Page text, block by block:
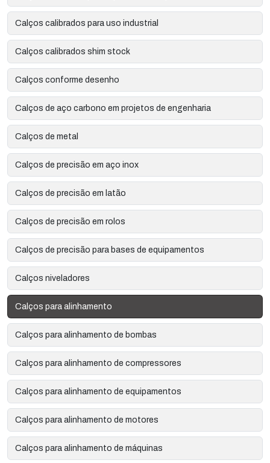
Calços calibrados para uso industrial
Calços calibrados shim stock
Calços conforme desenho
Calços de aço carbono em projetos de engenharia
Calços de metal
Calços de precisão em aço inox
Calços de precisão em latão
Calços de precisão em rolos
Calços de precisão para bases de equipamentos
Calços niveladores
Calços para alinhamento
Calços para alinhamento de bombas
Calços para alinhamento de compressores
Calços para alinhamento de equipamentos
Calços para alinhamento de motores
Calços para alinhamento de máquinas